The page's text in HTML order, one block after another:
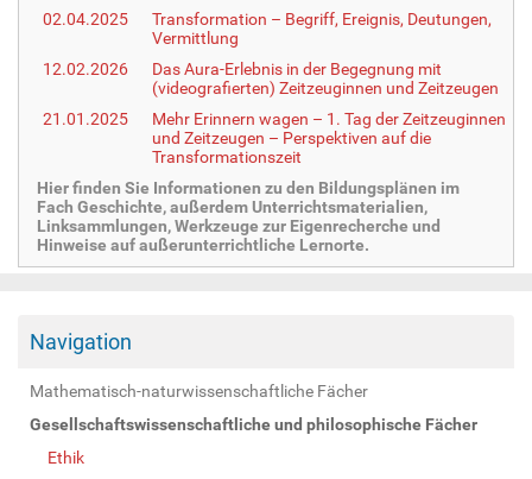
02.04.2025
Transformation – Begriff, Ereignis, Deutungen,
Vermittlung
12.02.2026
Das Aura-Erlebnis in der Begegnung mit
(videografierten) Zeitzeuginnen und Zeitzeugen
21.01.2025
Mehr Erinnern wagen – 1. Tag der Zeitzeuginnen
und Zeitzeugen – Perspektiven auf die
Transformationszeit
Hier finden Sie Informationen zu den Bildungsplänen im
Fach Geschichte, außerdem Unterrichtsmaterialien,
Linksammlungen, Werkzeuge zur Eigenrecherche und
Hinweise auf außerunterrichtliche Lernorte.
Navigation
Mathematisch-naturwissenschaftliche Fächer
Gesellschaftswissenschaftliche und philosophische Fächer
Ethik